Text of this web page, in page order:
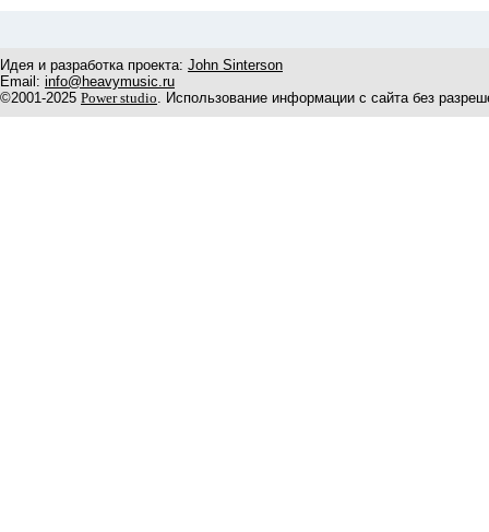
Идея и разработка проекта: John Sinterson
Email: info@heavymusic.ru
©2001-2025 Power studio. Использование информации с сайта без